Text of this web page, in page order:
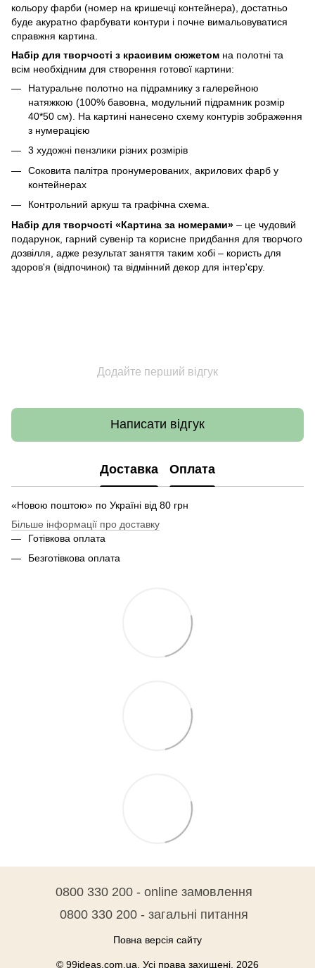
кольору фарби (номер на кришечці контейнера), достатньо
буде акуратно фарбувати контури і почне вимальовуватися
справжня картина.
Набір для творчості з красивим сюжетом на полотні та
всім необхідним для створення готової картини:
Натуральне полотно на підрамнику з галерейною
натяжкою (100% бавовна, модульний підрамник розмір
40*50 см). На картині нанесено схему контурів зображення
з нумерацією
3 художні пензлики різних розмірів
Соковита палітра пронумерованих, акрилових фарб у
контейнерах
Контрольний аркуш та графічна схема.
Набір для творчості «Картина за номерами» – це чудовий
подарунок, гарний сувенір та корисне придбання для творчого
дозвілля, адже результат заняття таким хобі – користь для
здоров'я (відпочинок) та відмінний декор для інтер'єру.
Додайте перший відгук
Написати відгук
Доставка Оплата
«Новою поштою» по Україні від 80 грн
Більше інформації про доставку
Готівкова оплата
Безготівкова оплата
0800 330 200 - online замовлення
0800 330 200 - загальні питання
Повна версія сайту
© 99ideas.com.ua. Усі права захищені. 2026